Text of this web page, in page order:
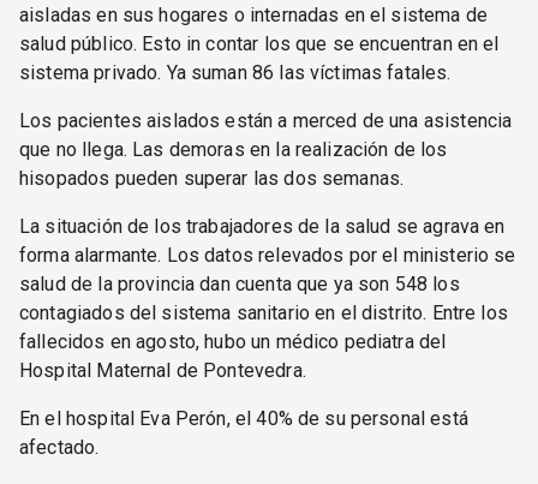
aisladas en sus hogares o internadas en el sistema de
salud público. Esto in contar los que se encuentran en el
sistema privado. Ya suman 86 las víctimas fatales.
Los pacientes aislados están a merced de una asistencia
que no llega. Las demoras en la realización de los
hisopados pueden superar las dos semanas.
La situación de los trabajadores de la salud se agrava en
forma alarmante. Los datos relevados por el ministerio se
salud de la provincia dan cuenta que ya son 548 los
contagiados del sistema sanitario en el distrito. Entre los
fallecidos en agosto, hubo un médico pediatra del
Hospital Maternal de Pontevedra.
En el hospital Eva Perón, el 40% de su personal está
afectado.